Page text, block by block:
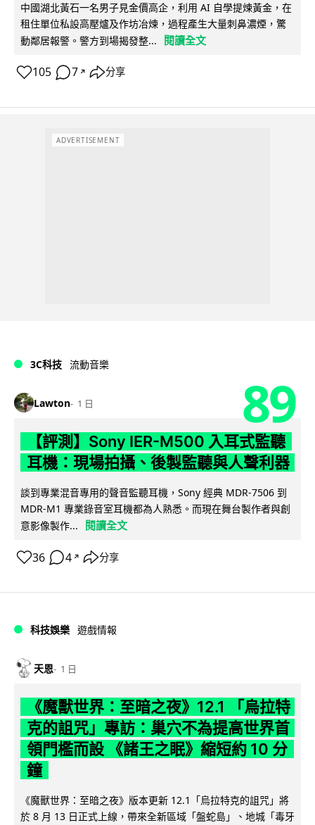
中國湖北黃石一名男子見金價高企，利用 AI 自學提煉黃金，在
租住單位私設高壓爐及作坊冶煉，過程產生大量刺鼻濃煙，驚
動鄰居報警。警方到場揭發整...
閱讀全文
105 7 ↗ 分享
ADVERTISEMENT
3C科技 流動音樂
Lawton 1 日 89
【評測】Sony IER-M500 入耳式監聽
耳機：現場拍攝、後製監聽與人聲利器
談到專業混音專用的聲音監聽耳機，Sony 經典 MDR-7506 到
MDR-M1 專業錄音室耳機都為人熟悉。而現在舞台製作者與創
意影像製作...
閱讀全文
36 4 ↗ 分享
科技娛樂 遊戲情報
天恩 1 日
《魔獸世界：至暗之夜》12.1 「烏拉特
克的詛咒」專訪：巢穴不為提高世界首
領門檻而設 《諸王之眠》縮短約 10 分
鐘
《魔獸世界：至暗之夜》版本更新 12.1「烏拉特克的詛咒」將
於 8 月 13 日正式上線，帶來全新區域「盤蛇島」、地城「毒牙